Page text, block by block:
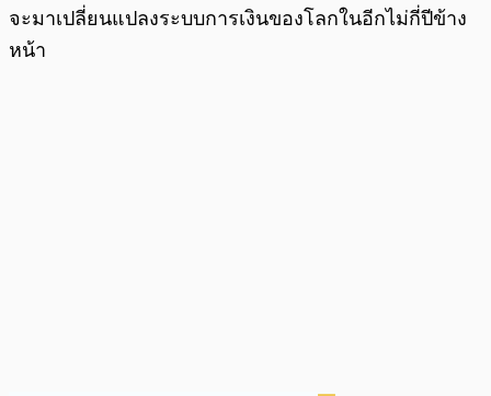
จะมาเปลี่ยนแปลงระบบการเงินของโลกในอีกไม่กี่ปีข้าง
หน้า